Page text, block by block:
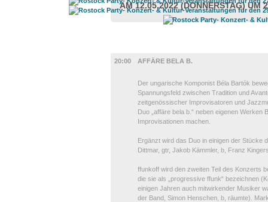
AM 12.05.2022 (DONNERSTAG) UM
20:00
AFFÄRE BELA B.
Der ungarische Komponist Béla Bartók
Spannungsfeld zwischen Tradition und
zeitgenössischer Improvisatoren und
Duo „affäre bela b.“ neben eigenen
Improvisationen machen.
Ergänzt wird das Duo in einigen der Stücke
Dittmar, gtr, Jakob Kämmler, b, Franz
ffunkoff wird den zweiten Teil des Konzerts
die sie als „progressive ffunk“ bezeichnen
einigen Jahren auch mitwirkender Musiker
der Band, Simon Henschen, b, räumte).